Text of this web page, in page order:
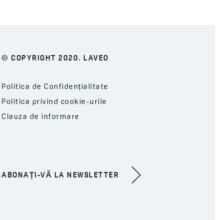
© COPYRIGHT 2020. LAVEO
Politica de Confidențialitate
Politica privind cookie-urile
Clauza de informare
ABONAȚI-VĂ LA NEWSLETTER